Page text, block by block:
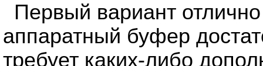
Первый вариант
аппаратный буфер
требует каких-либо